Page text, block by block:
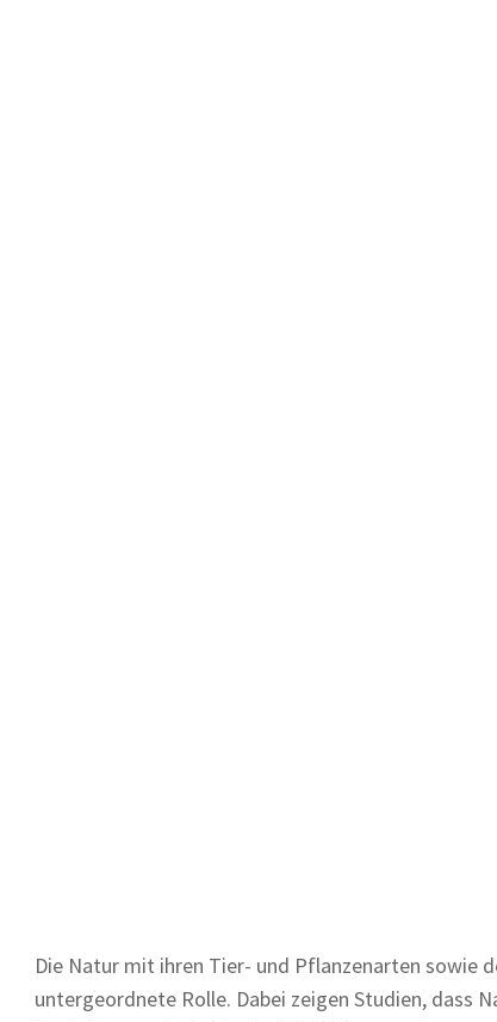
Die Natur mit ihren Tier- und Pflanzenarten sowie
untergeordnete Rolle. Dabei zeigen Studien, dass